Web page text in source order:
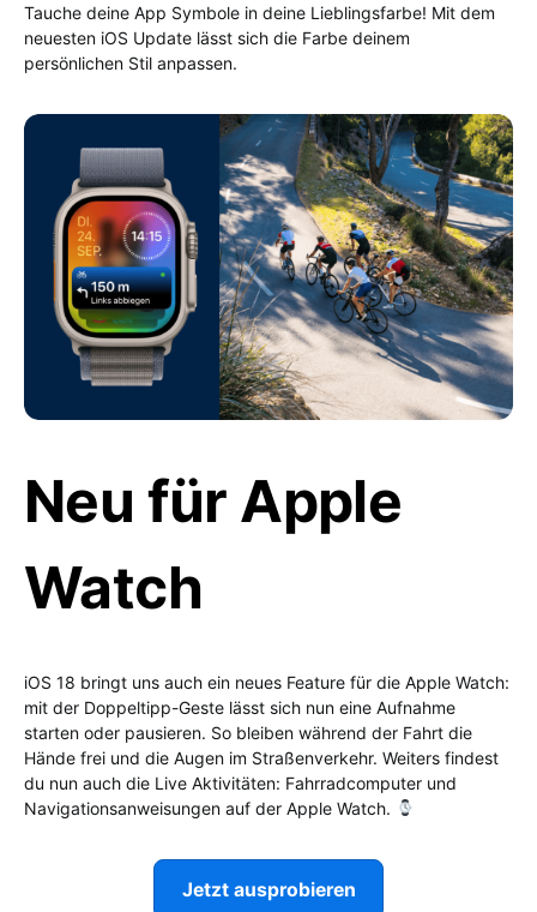
Tauche deine App Symbole in deine Lieblingsfarbe! Mit dem
neuesten iOS Update lässt sich die Farbe deinem
persönlichen Stil anpassen.
Neu für Apple
Watch
iOS 18 bringt uns auch ein neues Feature für die Apple Watch:
mit der Doppeltipp-Geste lässt sich nun eine Aufnahme
starten oder pausieren. So bleiben während der Fahrt die
Hände frei und die Augen im Straßenverkehr. Weiters findest
du nun auch die Live Aktivitäten: Fahrradcomputer und
Navigationsanweisungen auf der Apple Watch.
Jetzt ausprobieren